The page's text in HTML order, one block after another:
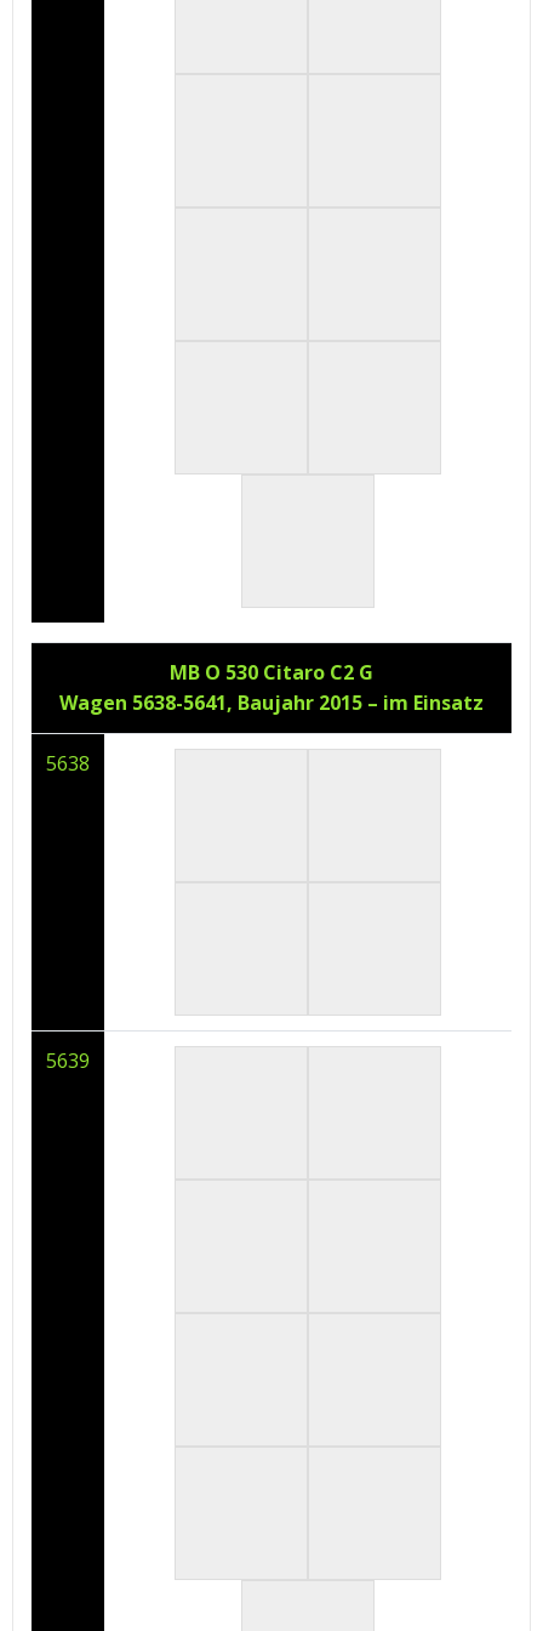
MB O 530 Citaro C2 G
Wagen 5638-5641, Baujahr 2015 – im Einsatz
5638
5639